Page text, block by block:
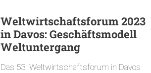
Weltwirtschaftsforum 2023
in Davos: Geschäftsmodell
Weltuntergang
Das 53. Weltwirtschaftsforum in Davos